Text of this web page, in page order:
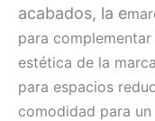
acabados, la e
para
estética de la
para espacios
comodidad para